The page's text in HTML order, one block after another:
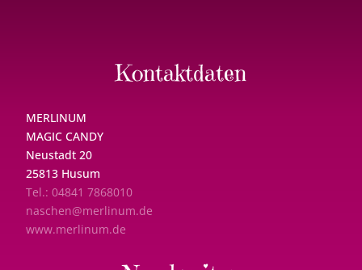
Kontaktdaten
MERLINUM
MAGIC CANDY
Neustadt 20
25813 Husum
Tel.: 04841 7868010
naschen@merlinum.de
www.merlinum.de